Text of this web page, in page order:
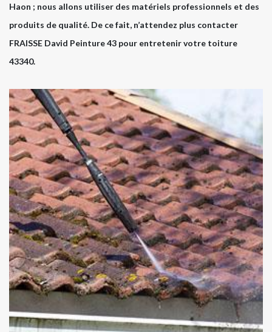
Haon ; nous allons utiliser des matériels professionnels et des
produits de qualité. De ce fait, n’attendez plus contacter
FRAISSE David Peinture 43 pour entretenir votre toiture
43340.